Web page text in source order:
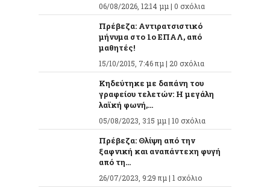
06/08/2026, 12:14 μμ | 0 σχόλια
Πρέβεζα: Αντιρατσιστικό
μήνυμα στο 1ο ΕΠΑΛ, από
μαθητές!
15/10/2015, 7:46 πμ | 20 σχόλια
Κηδεύτηκε με δαπάνη του
γραφείου τελετών: Η μεγάλη
λαϊκή φωνή,...
05/08/2023, 3:15 μμ | 10 σχόλια
Πρέβεζα: Θλίψη από την
ξαφνική και αναπάντεχη φυγή
από τη...
26/07/2023, 9:29 πμ | 1 σχόλιο